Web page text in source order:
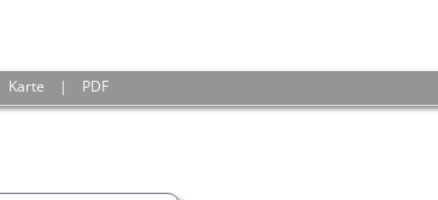
Karte | PDF